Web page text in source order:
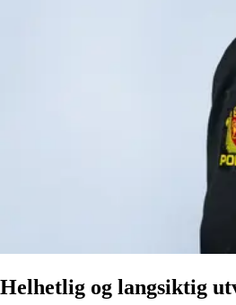
Helhetlig og langsiktig